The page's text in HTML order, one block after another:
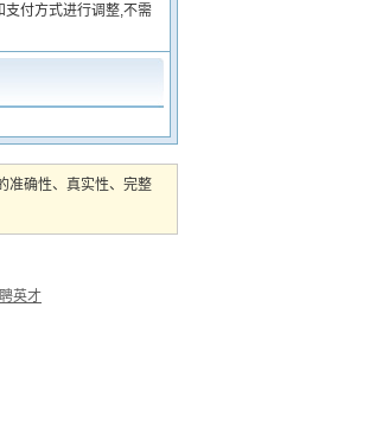
付方式进行调整,不需
准确性、真实性、完整
英才